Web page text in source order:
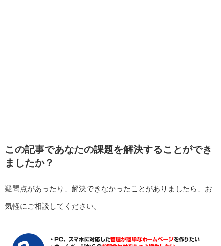
この記事であなたの課題を解決することができ
ましたか？
疑問点があったり、解決できなかったことがありましたら、お
気軽にご相談してください。